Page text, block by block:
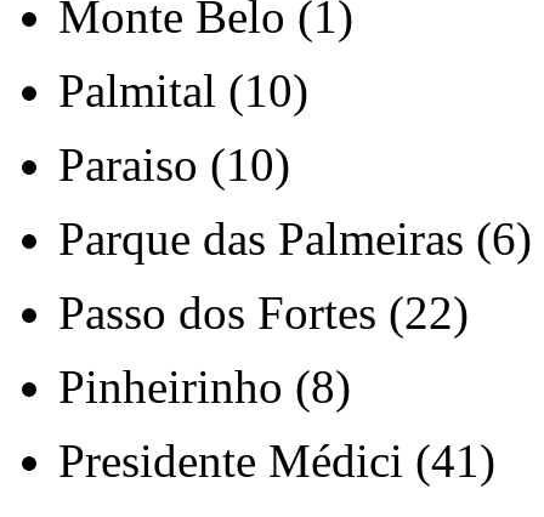
Monte Belo (1)
Palmital (10)
Paraiso (10)
Parque das Palmeiras (6)
Passo dos Fortes (22)
Pinheirinho (8)
Presidente Médici (41)